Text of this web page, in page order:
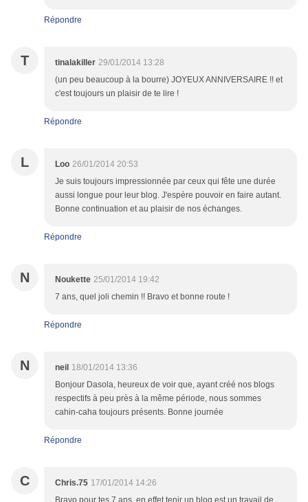
Répondre
T tinalakiller 29/01/2014 13:28
(un peu beaucoup à la bourre) JOYEUX ANNIVERSAIRE !! et
c'est toujours un plaisir de te lire !
Répondre
L Loo 26/01/2014 20:53
Je suis toujours impressionnée par ceux qui fête une durée
aussi longue pour leur blog. J'espère pouvoir en faire autant.
Bonne continuation et au plaisir de nos échanges.
Répondre
N Noukette 25/01/2014 19:42
7 ans, quel joli chemin !! Bravo et bonne route !
Répondre
N neil 18/01/2014 13:36
Bonjour Dasola, heureux de voir que, ayant créé nos blogs
respectifs à peu près à la même période, nous sommes
cahin-caha toujours présents. Bonne journée
Répondre
C Chris.75 17/01/2014 14:26
Bravo pour tes 7 ans, en effet tenir un blog est un travail de